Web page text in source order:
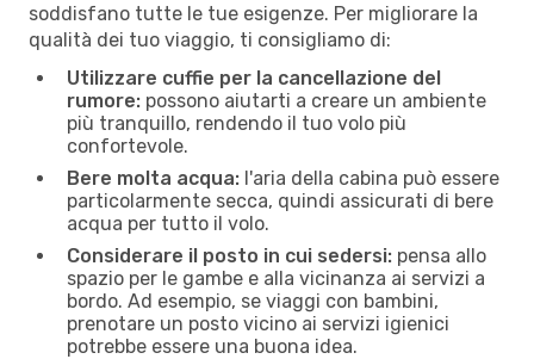
soddisfano tutte le tue esigenze. Per migliorare la
qualità dei tuo viaggio, ti consigliamo di:
Utilizzare cuffie per la cancellazione del
rumore: possono aiutarti a creare un ambiente
più tranquillo, rendendo il tuo volo più
confortevole.
Bere molta acqua: l'aria della cabina può essere
particolarmente secca, quindi assicurati di bere
acqua per tutto il volo.
Considerare il posto in cui sedersi: pensa allo
spazio per le gambe e alla vicinanza ai servizi a
bordo. Ad esempio, se viaggi con bambini,
prenotare un posto vicino ai servizi igienici
potrebbe essere una buona idea.